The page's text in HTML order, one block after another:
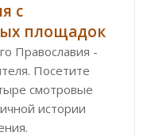
с
площадок
Православия -
Посетите
смотровые
истории